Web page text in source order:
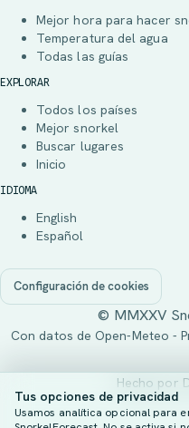
Tus opciones de privacidad
Usamos analítica opcional para
Mejor hora para hacer
Temperatura del agua
Todas las guías
EXPLORAR
Todos los países
Mejor snorkel
Buscar lugares
Inicio
IDIOMA
English
Español
Configuración de cookies
© MMXXV
Con datos de Open-Meteo -
Hecho por